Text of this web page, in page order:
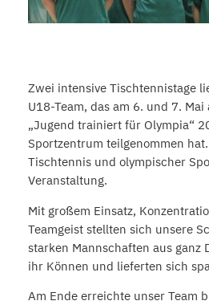
Zwei intensive Tischtennistage
U18-Team, das am 6. und 7.
„Jugend trainiert für Olympia“
Sportzentrum teilgenommen
Tischtennis und olympischer
Veranstaltung.
Mit großem Einsatz,
Teamgeist stellten sich unsere
starken Mannschaften aus ganz
ihr Können und lieferten sich
Am Ende erreichte unser Team